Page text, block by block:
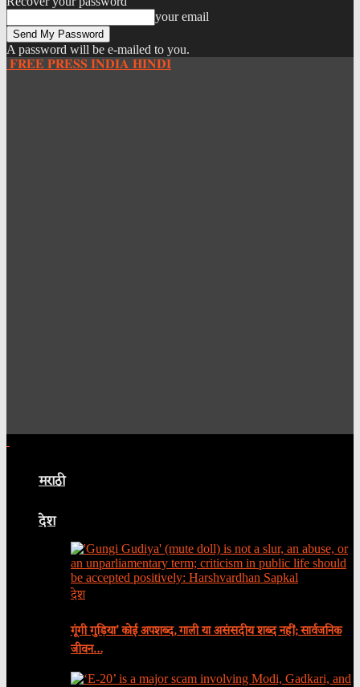
your email
A password will be e-mailed to you.
𝐅𝐑𝐄𝐄 𝐏𝐑𝐄𝐒𝐒 𝐈𝐍𝐃𝐈𝐀 𝐇𝐈𝐍𝐃𝐈
मराठी
देश
देश
गूंगी गुड़िया’ कोई अपशब्द, गाली या असंसदीय शब्द नहीं; सार्वजनिक
जीवन…